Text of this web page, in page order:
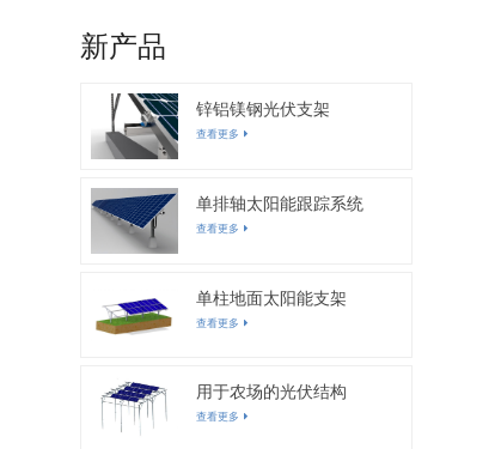
新产品
锌铝镁钢光伏支架
查看更多
单排轴太阳能跟踪系统
查看更多
单柱地面太阳能支架
查看更多
用于农场的光伏结构
查看更多